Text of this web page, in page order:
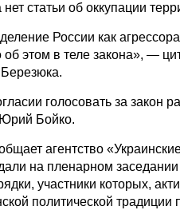
нет статьи об оккупации
России как
об этом в теле закона», —
голосовать за закон
Бойко.
агентство
на пленарном
участники которых,
политической